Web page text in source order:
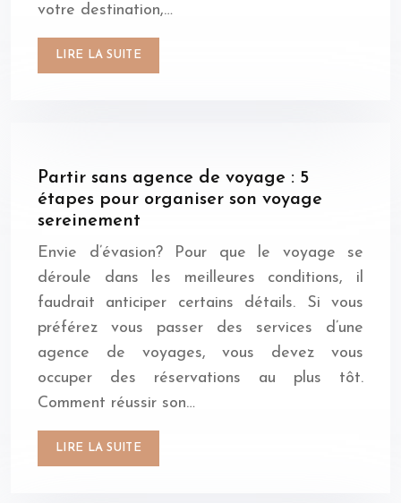
votre destination,…
LIRE LA SUITE
Partir sans agence de voyage : 5
étapes pour organiser son voyage
sereinement
Envie d’évasion? Pour que le voyage se
déroule dans les meilleures conditions, il
faudrait anticiper certains détails. Si vous
préférez vous passer des services d’une
agence de voyages, vous devez vous
occuper des réservations au plus tôt.
Comment réussir son…
LIRE LA SUITE